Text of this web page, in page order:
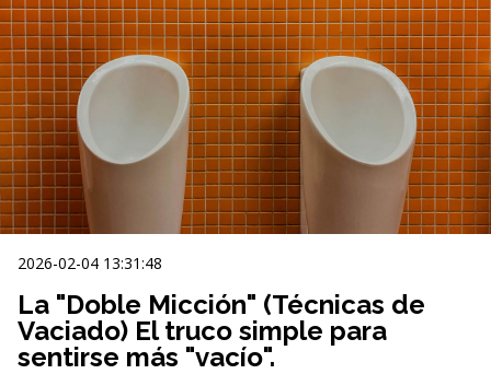
2026-02-04 13:31:48
La "Doble Micción" (Técnicas de
Vaciado) El truco simple para
sentirse más "vacío".